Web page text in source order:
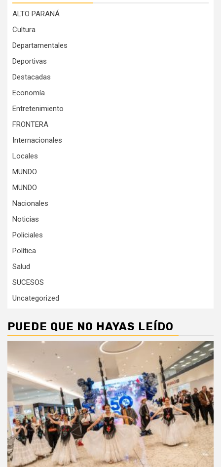
ALTO PARANÁ
Cultura
Departamentales
Deportivas
Destacadas
Economía
Entretenimiento
FRONTERA
Internacionales
Locales
MUNDO
MUNDO
Nacionales
Noticias
Policiales
Política
Salud
SUCESOS
Uncategorized
PUEDE QUE NO HAYAS LEÍDO